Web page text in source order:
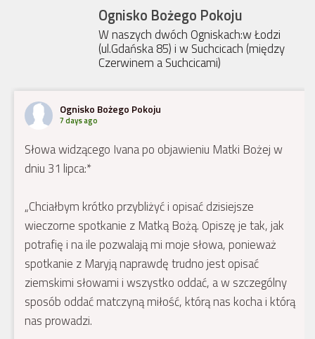
Ognisko Bożego Pokoju
W naszych dwóch Ogniskach:w Łodzi
(ul.Gdańska 85) i w Suchcicach (między
Czerwinem a Suchcicami)
Ognisko Bożego Pokoju
7 days ago
Słowa widzącego Ivana po objawieniu Matki Bożej w
dniu 31 lipca:*
„Chciałbym krótko przybliżyć i opisać dzisiejsze
wieczorne spotkanie z Matką Bożą. Opiszę je tak, jak
potrafię i na ile pozwalają mi moje słowa, ponieważ
spotkanie z Maryją naprawdę trudno jest opisać
ziemskimi słowami i wszystko oddać, a w szczególny
sposób oddać matczyną miłość, którą nas kocha i którą
nas prowadzi.